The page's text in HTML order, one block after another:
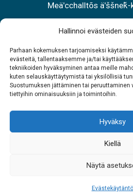
Hallinnoi evästeiden
Parhaan kokemuksen tarjoamiseksi
evästeitä, tallentaaksemme ja/tai
tekniikoiden hyväksyminen antaa meille
kuten selauskäyttäytymistä tai yksilöllisiä
Suostumuksen jättäminen tai peruuttaminen
tiettyihin ominaisuuksiin ja toimintoihin.
Hyväksy
Kiellä
Näytä
Evästekäytäntö
Meäʹcchalltõs
Restraant Sarrit
Teʹl. 040 700